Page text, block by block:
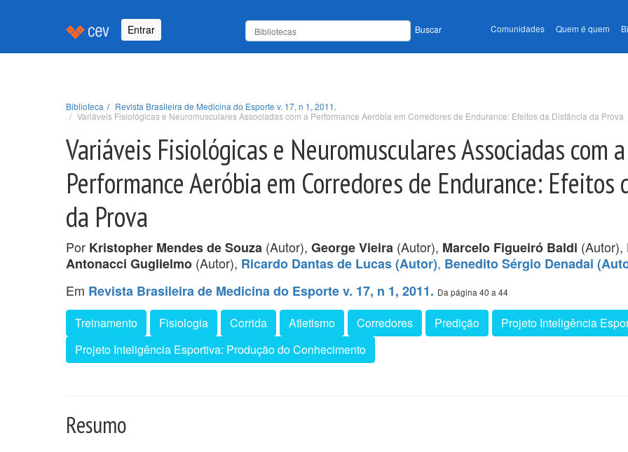
Entrar Buscar Comunidades Quem é quem
Biblioteca
Revista Brasileira de Medicina do Esporte v. 17, n 1, 2011.
Variáveis Fisiológicas e Neuromusculares Associadas com a Performance Aeróbia em Corredores de Endurance: Efeitos da Distância da Prova
Variáveis Fisiológicas e Neuromusculares Associadas com a
Performance Aeróbia em Corredores de Endurance: Efeitos
da Prova
Por Kristopher Mendes de Souza (Autor), George Vieira (Autor), Marcelo Figueiró Baldi (Autor),
Antonacci Guglielmo (Autor), Ricardo Dantas de Lucas (Autor), Benedito Sérgio Denadai
Em Revista Brasileira de Medicina do Esporte v. 17, n 1, 2011. Da página 40 a 44
Treinamento Fisiologia Corrida Atletismo Corredores Predição
Projeto Inteligência
Projeto Inteligência Esportiva: Produção do Conhecimento
Resumo